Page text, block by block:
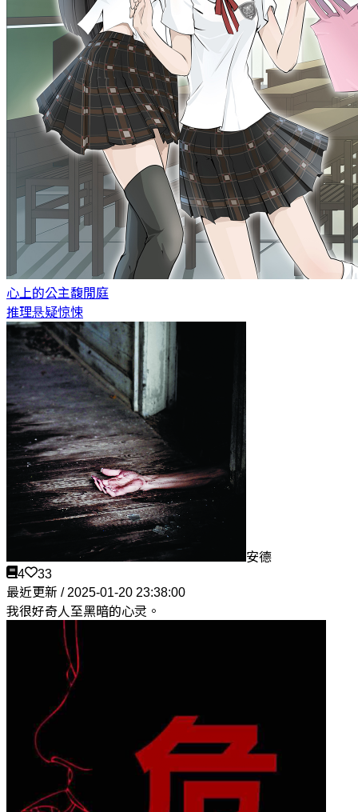
心上的公主馥閒庭
推理悬疑惊悚
安德
4
33
最近更新 / 2025-01-20 23:38:00
我很好奇人至黑暗的心灵。